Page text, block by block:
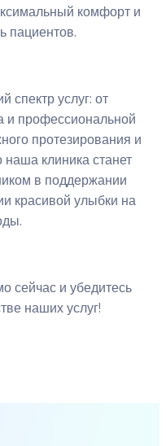
комфорт и
пациентов.
спектр услуг: от
и профессиональной
протезирования и
клиника станет
в поддержании
красивой улыбки на
сейчас и убедитесь
наших услуг!